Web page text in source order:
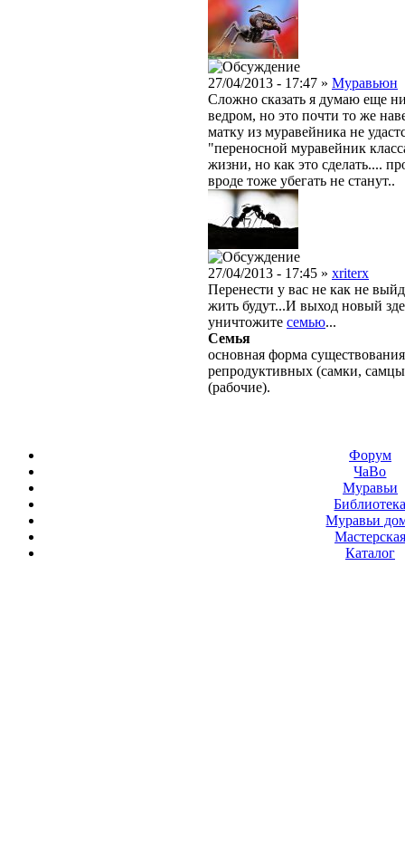
27/04/2013 - 17:47 » Муравьюн
Сложно сказать я думаю еще
ведром, но это почти то же
матку из муравейника не
"переносной муравейник
жизни, но как это сделать....
вроде тоже убегать не станут..
27/04/2013 - 17:45 » xriterx
Перенести у вас не как не
жить будут...И выход новый
уничтожите семью...
Семья
основная форма
репродуктивных (самки,
(рабочие).
Форум
ЧаВо
Муравьи
Муравьи
Мастерская
Каталог